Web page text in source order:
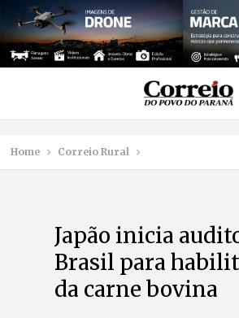
Home Correio Rural
Japão inicia
Brasil para
da carne bovina